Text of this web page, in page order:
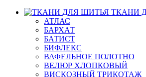
ТКАНИ
АТЛАС
БАРХАТ
БАТИСТ
БИФЛЕКС
ВАФЕЛЬНОЕ ПОЛОТНО
ВЕЛЮР ХЛОПКОВЫЙ
ВИСКОЗНЫЙ ТРИКОТАЖ